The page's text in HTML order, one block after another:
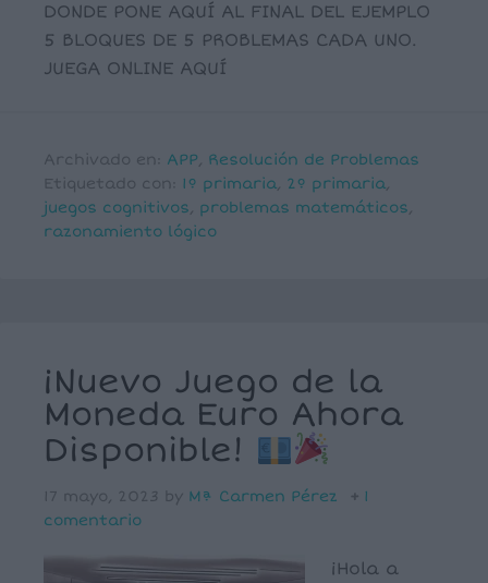
DONDE PONE AQUÍ AL FINAL DEL EJEMPLO
5 BLOQUES DE 5 PROBLEMAS CADA UNO.
JUEGA ONLINE AQUÍ
Archivado en: APP, Resolución de Problemas
Etiquetado con: 1º primaria, 2º primaria,
juegos cognitivos, problemas matemáticos,
razonamiento lógico
¡Nuevo Juego de la
Moneda Euro Ahora
Disponible!
17 mayo, 2023 by Mª Carmen Pérez
1
comentario
¡Hola a